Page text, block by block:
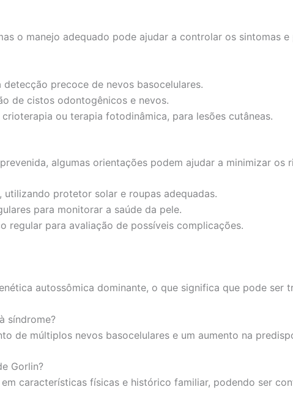
o manejo adequado pode ajudar a controlar os sintomas
precoce de nevos basocelulares.
de cistos odontogênicos e nevos.
ou terapia fotodinâmica, para lesões cutâneas.
algumas orientações podem ajudar a minimizar os
protetor solar e roupas adequadas.
para monitorar a saúde da pele.
regular para avaliação de possíveis complicações.
autossômica dominante, o que significa que pode ser
síndrome?
de múltiplos nevos basocelulares e um aumento na
Gorlin?
características físicas e histórico familiar, podendo ser